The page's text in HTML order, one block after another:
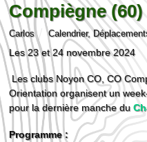
Compiègne (60)
Carlos Calendrier,
Les 23 et 24 novembre 2024
Les clubs Noyon CO, CO
Orientation organisent un
pour la dernière manche du
Programme :